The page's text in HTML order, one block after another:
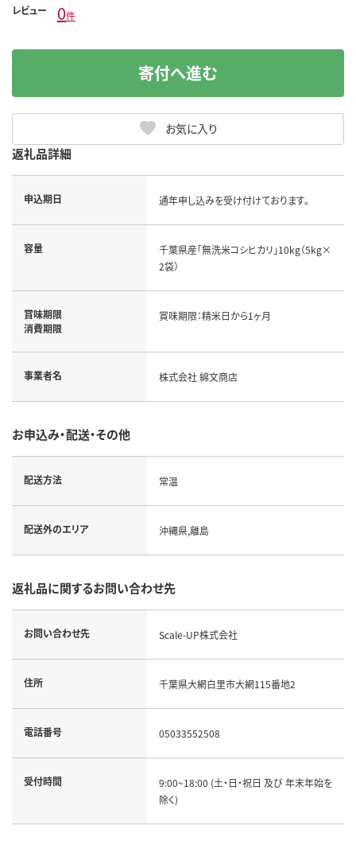
レビュー 0件
お気に入り
寄付へ進む
返礼品詳細
申込期日 通年申し込みを受け付けております。
容量
千葉県産「無洗米コシヒカリ」10kg（5kg×
2袋）
賞味期限
消費期限
賞味期限：精米日から1ヶ月
事業者名 株式会社 綿文商店
お申込み・配送・その他
配送方法 常温
配送外のエリア 沖縄県,離島
返礼品に関するお問い合わせ先
お問い合わせ先 Scale-UP株式会社
住所 千葉県大網白里市大網115番地2
電話番号 05033552508
受付時間
9:00~18:00 (土・日・祝日 及び 年末年始を
除く)